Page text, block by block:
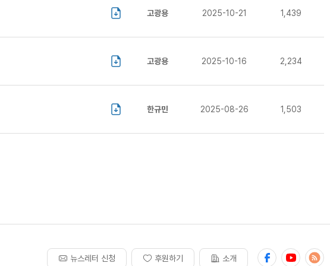
고광용 2025-10-21 1,439
고광용 2025-10-16 2,234
한규민 2025-08-26 1,503
뉴스레터 신청 후원하기 소개